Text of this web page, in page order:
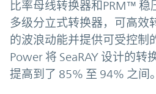
比率母线转换器和PRM™ 稳
多级分立式转换器，可高效
的波浪动能并提供可受控制
Power 将 SeaRAY 设计的转
提高到了 85% 至 94% 之间。